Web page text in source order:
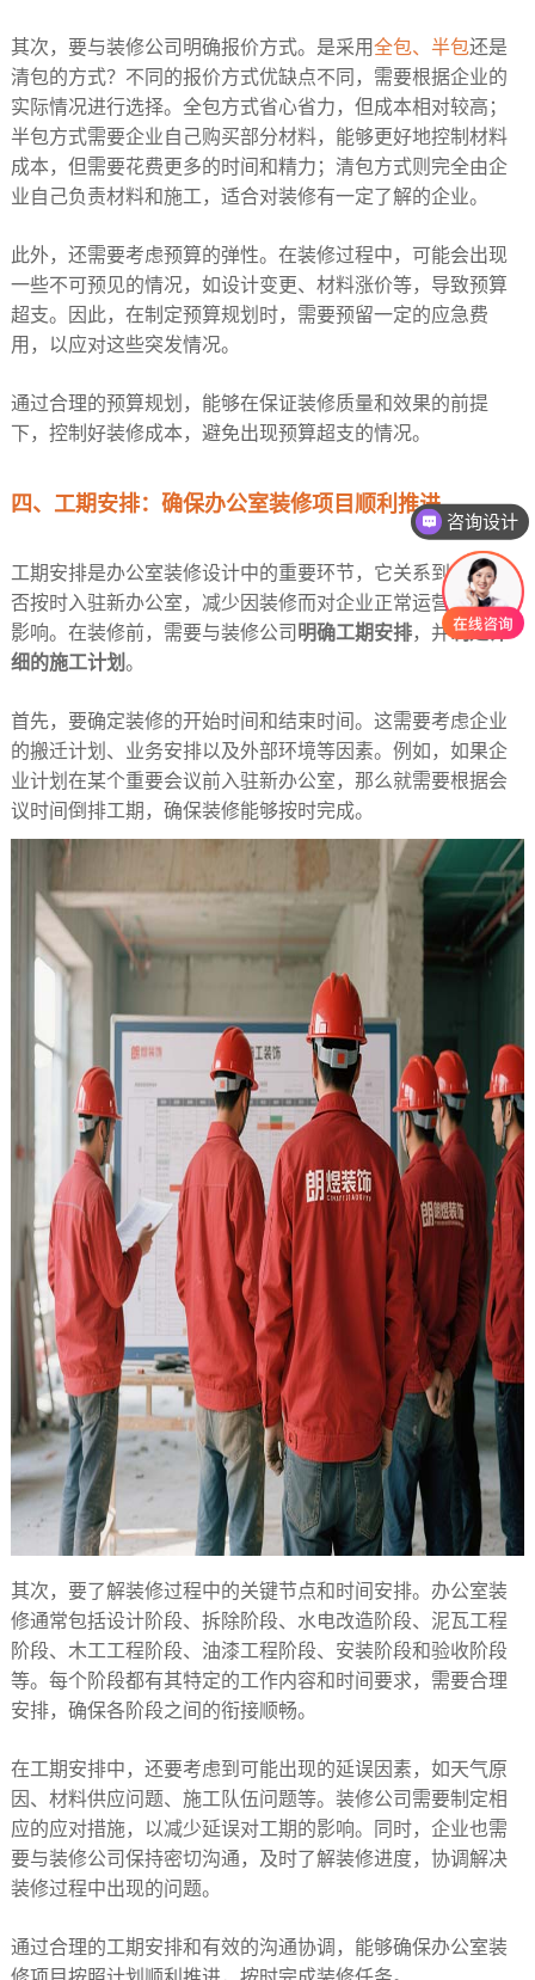
其次，要与装修公司明确报价方式。是采用全包、半包还是
清包的方式？不同的报价方式优缺点不同，需要根据企业的
实际情况进行选择。全包方式省心省力，但成本相对较高；
半包方式需要企业自己购买部分材料，能够更好地控制材料
成本，但需要花费更多的时间和精力；清包方式则完全由企
业自己负责材料和施工，适合对装修有一定了解的企业。​
此外，还需要考虑预算的弹性。在装修过程中，可能会出现
一些不可预见的情况，如设计变更、材料涨价等，导致预算
超支。因此，在制定预算规划时，需要预留一定的应急费
用，以应对这些突发情况。​
通过合理的预算规划，能够在保证装修质量和效果的前提
下，控制好装修成本，避免出现预算超支的情况。​
四、工期安排：确保办公室装修项目顺利推进​
工期安排是办公室装修设计中的重要环节，它关系到企业能
否按时入驻新办公室，减少因装修而对企业正常运营造成的
影响。在装修前，需要与装修公司 明确工期安排，并制定详
细的施工计划 。​
首先，要确定装修的开始时间和结束时间。这需要考虑企业
的搬迁计划、业务安排以及外部环境等因素。例如，如果企
业计划在某个重要会议前入驻新办公室，那么就需要根据会
议时间倒排工期，确保装修能够按时完成。​
其次，要了解装修过程中的关键节点和时间安排。办公室装
修通常包括设计阶段、拆除阶段、水电改造阶段、泥瓦工程
阶段、木工工程阶段、油漆工程阶段、安装阶段和验收阶段
等。每个阶段都有其特定的工作内容和时间要求，需要合理
安排，确保各阶段之间的衔接顺畅。​
在工期安排中，还要考虑到可能出现的延误因素，如天气原
因、材料供应问题、施工队伍问题等。装修公司需要制定相
应的应对措施，以减少延误对工期的影响。同时，企业也需
要与装修公司保持密切沟通，及时了解装修进度，协调解决
装修过程中出现的问题。​
通过合理的工期安排和有效的沟通协调，能够确保办公室装
咨询报价